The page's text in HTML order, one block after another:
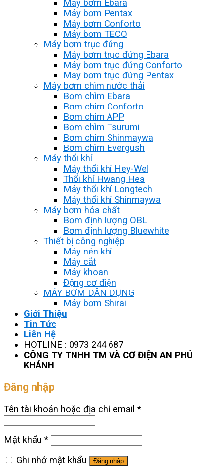
Máy bơm Ebara
Máy bơm Pentax
Máy bơm Conforto
Máy bơm TECO
Máy bơm trục đứng
Máy bơm trục đứng Ebara
Máy bơm trục đứng Conforto
Máy bơm trục đứng Pentax
Máy bơm chìm nước thải
Bơm chìm Ebara
Bơm chìm Conforto
Bơm chìm APP
Bơm chìm Tsurumi
Bơm chìm Shinmaywa
Bơm chìm Evergush
Máy thổi khí
Máy thổi khí Hey-Wel
Thổi khí Hwang Hea
Máy thổi khí Longtech
Máy thổi khí Shinmaywa
Máy bơm hóa chất
Bơm định lượng OBL
Bơm định lượng Bluewhite
Thiết bị công nghiệp
Máy nén khí
Máy cắt
Máy khoan
Động cơ điện
MÁY BƠM DÂN DỤNG
Máy bơm Shirai
Giới Thiệu
Tin Tức
Liên Hệ
HOTLINE : 0973 244 687
CÔNG TY TNHH TM VÀ CƠ ĐIỆN AN PHÚ
KHÁNH
Đăng nhập
Tên tài khoản hoặc địa chỉ email *
Mật khẩu *
Ghi nhớ mật khẩu
Đăng nhập